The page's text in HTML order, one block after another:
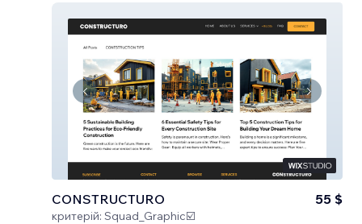
CONSTRUCTURO
критерій: Squad_Graphic☑️
55 $